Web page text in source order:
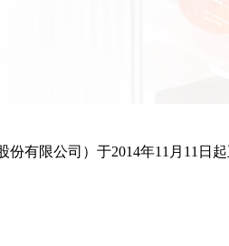
份有限公司）于2014年11月11日